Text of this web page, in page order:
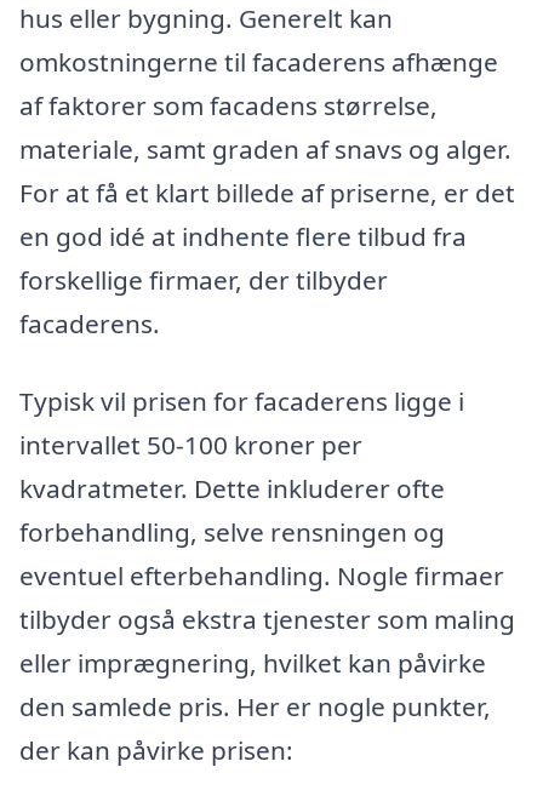
hus eller bygning. Generelt kan
omkostningerne til facaderens afhænge
af faktorer som facadens størrelse,
materiale, samt graden af snavs og alger.
For at få et klart billede af priserne, er det
en god idé at indhente flere tilbud fra
forskellige firmaer, der tilbyder
facaderens.
Typisk vil prisen for facaderens ligge i
intervallet 50-100 kroner per
kvadratmeter. Dette inkluderer ofte
forbehandling, selve rensningen og
eventuel efterbehandling. Nogle firmaer
tilbyder også ekstra tjenester som maling
eller imprægnering, hvilket kan påvirke
den samlede pris. Her er nogle punkter,
der kan påvirke prisen: